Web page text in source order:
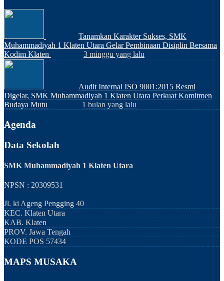
Tanamkan Karakter Sukses, SMK
Muhammadiyah 1 Klaten Utara Gelar Pembinaan Disiplin Bersama
Kodim Klaten
3 minggu yang lalu
Audit Internal ISO 9001:2015 Resmi
Digelar, SMK Muhammadiyah 1 Klaten Utara Perkuat Komitmen
Budaya Mutu
1 bulan yang lalu
Agenda
Data Sekolah
SMK Muhammadiyah 1 Klaten Utara
NPSN : 20309531
Jl. ki Ageng Pengging 40
KEC. Klaten Utara
KAB. Klaten
PROV. Jawa Tengah
KODE POS 57434
MAPS MUSAKA